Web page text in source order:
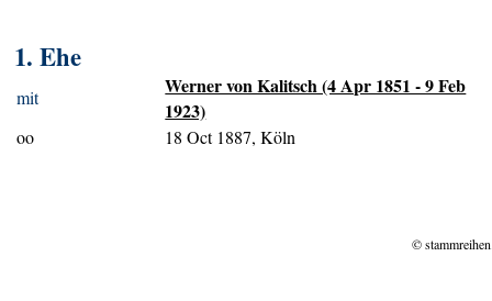
1. Ehe
mit
Werner von Kalitsch (4 Apr 1851 - 9 Feb
1923)
oo 18 Oct 1887, Köln
©